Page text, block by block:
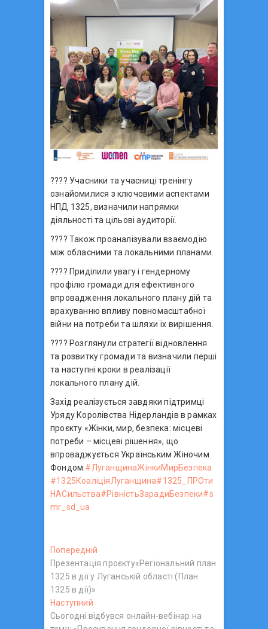
???? Учасники та учасниці тренінгу
ознайомилися з ключовими аспектами
НПД 1325, визначили напрямки
діяльності та цільові аудиторії.
???? Також проаналізували взаємодію
між обласними та локальними планами.
???? Приділили увагу і гендерному
профілю громади для ефективного
впровадження локального плану дій та
врахуванню впливу повномасштабної
війни на потреби та шляхи їх вирішення.
???? Розглянули стратегії відновлення
та розвитку громади та визначили перші
та наступні кроки в реалізації
локального плану дій.
Захід реалізується завдяки підтримці
Уряду Королівства Нідерландів в рамках
проєкту «Жінки, мир, безпека: місцеві
потреби – місцеві рішення», що
впроваджується Українським Жіночим
Фондом. #ЛуганщинаЖінкиМирБезпека
#1325КоаліціяЛуганщина#1325_ПРОти
НАСильства#РівністьЗарадиБезпеки#s
mr_sd_ua
Н
а
в
і
Попередній
о
п
е
Презентація проєкту«Регіональний план
1325 в дії у Луганській області (План
1325 в дії)»
Наступний
а
Сьогодні відбувся онлайн-вебінар на